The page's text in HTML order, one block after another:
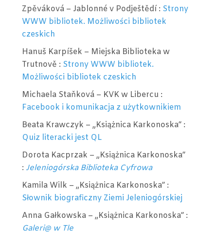
Zpěváková – Jablonné v Podještědí : Strony
WWW bibliotek. Możliwości bibliotek
czeskich
Hanuš Karpíšek – Miejska Biblioteka w
Trutnově : Strony WWW bibliotek.
Możliwości bibliotek czeskich
Michaela Staňková – KVK w Libercu :
Facebook i komunikacja z użytkownikiem
Beata Krawczyk – „Książnica Karkonoska” :
Quiz literacki jest QL
Dorota Kacprzak – „Książnica Karkonoska”
: Jeleniogórska Biblioteka Cyfrowa
Kamila Wilk – „Książnica Karkonoska” :
Słownik biograficzny Ziemi Jeleniogórskiej
Anna Gałkowska – „Książnica Karkonoska” :
Galeri@ w Tle